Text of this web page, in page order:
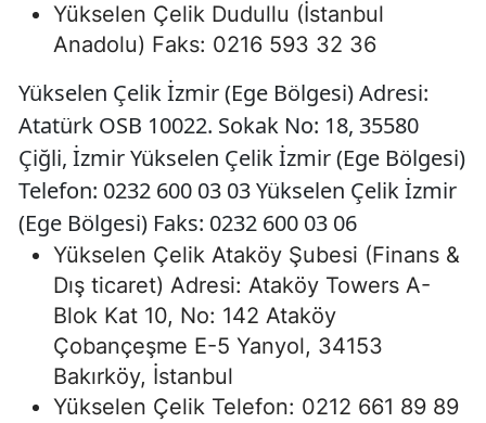
Yükselen Çelik Dudullu (İstanbul
Anadolu) Faks: 0216 593 32 36
Yükselen Çelik İzmir (Ege Bölgesi) Adresi:
Atatürk OSB 10022. Sokak No: 18, 35580
Çiğli, İzmir Yükselen Çelik İzmir (Ege Bölgesi)
Telefon: 0232 600 03 03 Yükselen Çelik İzmir
(Ege Bölgesi) Faks: 0232 600 03 06
Yükselen Çelik Ataköy Şubesi (Finans &
Dış ticaret) Adresi: Ataköy Towers A-
Blok Kat 10, No: 142 Ataköy
Çobançeşme E-5 Yanyol, 34153
Bakırköy, İstanbul
Yükselen Çelik Telefon: 0212 661 89 89